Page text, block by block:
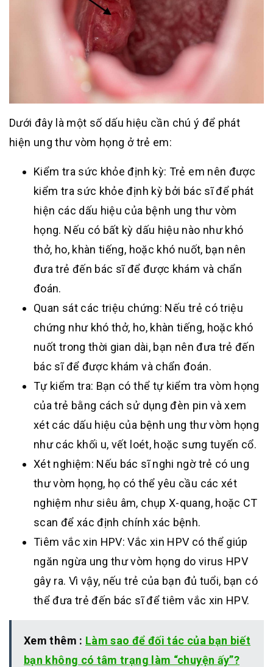
Dưới đây là một số dấu hiệu cần chú ý để phát
hiện ung thư vòm họng ở trẻ em:
Kiểm tra sức khỏe định kỳ: Trẻ em nên được
kiểm tra sức khỏe định kỳ bởi bác sĩ để phát
hiện các dấu hiệu của bệnh ung thư vòm
họng. Nếu có bất kỳ dấu hiệu nào như khó
thở, ho, khàn tiếng, hoặc khó nuốt, bạn nên
đưa trẻ đến bác sĩ để được khám và chẩn
đoán.
Quan sát các triệu chứng: Nếu trẻ có triệu
chứng như khó thở, ho, khàn tiếng, hoặc khó
nuốt trong thời gian dài, bạn nên đưa trẻ đến
bác sĩ để được khám và chẩn đoán.
Tự kiểm tra: Bạn có thể tự kiểm tra vòm họng
của trẻ bằng cách sử dụng đèn pin và xem
xét các dấu hiệu của bệnh ung thư vòm họng
như các khối u, vết loét, hoặc sưng tuyến cổ.
Xét nghiệm: Nếu bác sĩ nghi ngờ trẻ có ung
thư vòm họng, họ có thể yêu cầu các xét
nghiệm như siêu âm, chụp X-quang, hoặc CT
scan để xác định chính xác bệnh.
Tiêm vắc xin HPV: Vắc xin HPV có thể giúp
ngăn ngừa ung thư vòm họng do virus HPV
gây ra. Vì vậy, nếu trẻ của bạn đủ tuổi, bạn có
thể đưa trẻ đến bác sĩ để tiêm vắc xin HPV.
Xem thêm : Làm sao để đối tác của bạn biết
bạn không có tâm trạng làm “chuyện ấy”?